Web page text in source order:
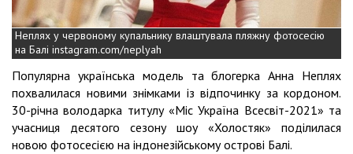
Неплях у червоному купальнику влаштувала пляжну фотосесію
на Балі instagram.com/neplyah
Популярна українська модель та блогерка Анна Неплях
похвалилася новими знімками із відпочинку за кордоном.
30-річна володарка титулу «Міс Україна Всесвіт-2021» та
учасниця десятого сезону шоу «Холостяк» поділилася
новою фотосесією на індонезійському острові Балі.